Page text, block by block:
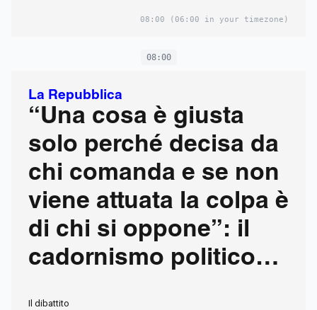
08:00 (06:00 in your timezone)
08:00
La Repubblica
“Una cosa è giusta
solo perché decisa da
chi comanda e se non
viene attuata la colpa è
di chi si oppone”: il
cadornismo politico
Il dibattito